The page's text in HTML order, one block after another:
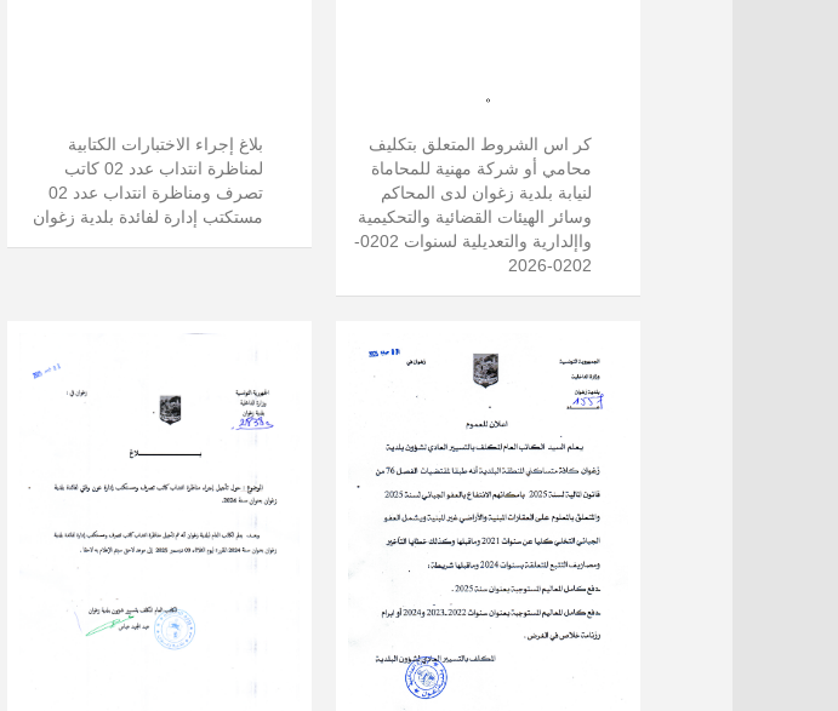
بلاغ إجراء الاختبارات الكتابية
لمناظرة انتداب عدد 02 كاتب
تصرف ومناظرة انتداب عدد 02
مستكتب إدارة لفائدة بلدية زغوان
كر اس الشروط المتعلق بتكليف
محامي أو شركة مهنية للمحاماة
لنيابة بلدية زغوان لدى المحاكم
وسائر الهيئات القضائية والتحكيمية
واإلدارية والتعديلية لسنوات 0202-
0202-2026